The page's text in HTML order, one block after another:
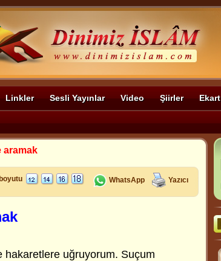
Linkler Sesli Yayınlar Video Şiirler Ekart
aramak
WhatsApp Yazıcı
hakaretlere uğruyorum. Suçum